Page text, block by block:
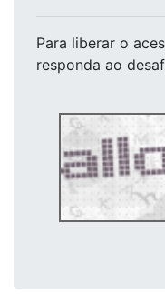
Para liberar o
responda ao